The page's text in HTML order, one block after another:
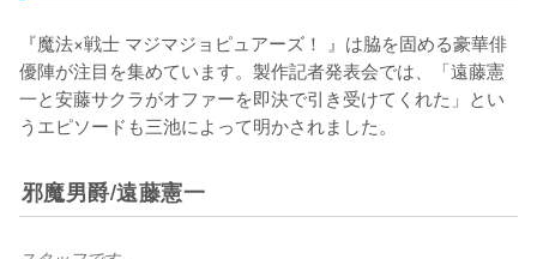
『魔法×戦士 マジマジョピュアーズ！ 』は脇を固める豪華俳
優陣が注目を集めています。製作記者発表会では、「遠藤憲
一と安藤サクラがオファーを即決で引き受けてくれた」とい
うエピソードも三池によって明かされました。
邪魔男爵/遠藤憲一